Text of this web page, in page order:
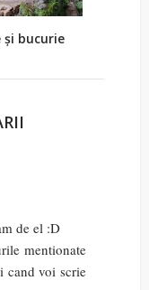
și bucurie
de el :D
mentionate
cand voi scrie